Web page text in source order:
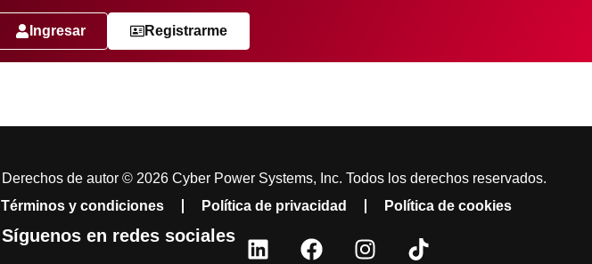
Ingresar Registrarme
Derechos de autor © 2026 Cyber Power Systems, Inc. Todos los derechos reservados.
Términos y condiciones
Política de privacidad Política de cookies
Síguenos en redes sociales